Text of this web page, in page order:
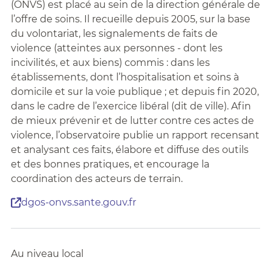
(ONVS) est placé au sein de la direction générale de
l’offre de soins. Il recueille depuis 2005, sur la base
du volontariat, les signalements de faits de
violence (atteintes aux personnes - dont les
incivilités, et aux biens) commis : dans les
établissements, dont l’hospitalisation et soins à
domicile et sur la voie publique ; et depuis fin 2020,
dans le cadre de l’exercice libéral (dit de ville). Afin
de mieux prévenir et de lutter contre ces actes de
violence, l’observatoire publie un rapport recensant
et analysant ces faits, élabore et diffuse des outils
et des bonnes pratiques, et encourage la
coordination des acteurs de terrain.
dgos-onvs.sante.gouv.fr
Au niveau local